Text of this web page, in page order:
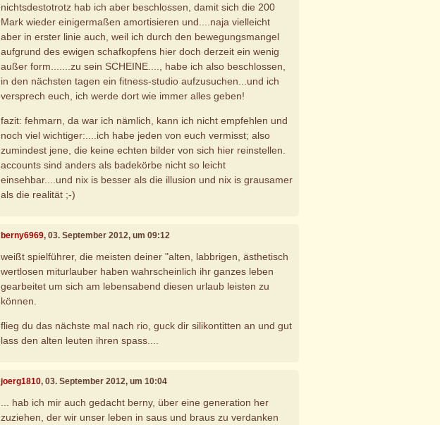
nichtsdestotrotz hab ich aber beschlossen, damit sich die 200
Mark wieder einigermaßen amortisieren und....naja vielleicht
aber in erster linie auch, weil ich durch den bewegungsmangel
aufgrund des ewigen schafkopfens hier doch derzeit ein wenig
außer form.......zu sein SCHEINE...., habe ich also beschlossen,
in den nächsten tagen ein fitness-studio aufzusuchen...und ich
versprech euch, ich werde dort wie immer alles geben!
fazit: fehmarn, da war ich nämlich, kann ich nicht empfehlen und
noch viel wichtiger:....ich habe jeden von euch vermisst; also
zumindest jene, die keine echten bilder von sich hier reinstellen.
accounts sind anders als badekörbe nicht so leicht
einsehbar....und nix is besser als die illusion und nix is grausamer
als die realität ;-)
berny6969, 03. September 2012, um 09:12
weißt spielführer, die meisten deiner "alten, labbrigen, ästhetisch
wertlosen miturlauber haben wahrscheinlich ihr ganzes leben
gearbeitet um sich am lebensabend diesen urlaub leisten zu
können.
flieg du das nächste mal nach rio, guck dir silikontitten an und gut
lass den alten leuten ihren spass....
joerg1810, 03. September 2012, um 10:04
... hab ich mir auch gedacht berny, über eine generation her
zuziehen, der wir unser leben in saus und braus zu verdanken